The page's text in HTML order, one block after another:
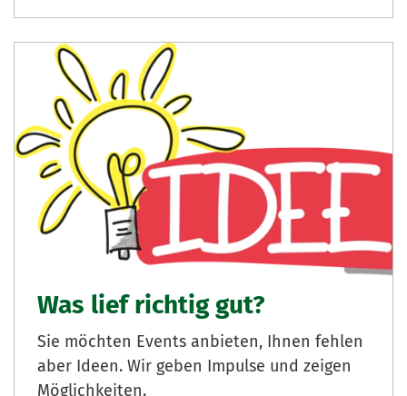
Was lief richtig gut?
Sie möchten Events anbieten, Ihnen fehlen
aber Ideen. Wir geben Impulse und zeigen
Möglichkeiten.